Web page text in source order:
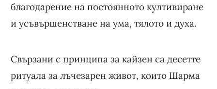
благодарение на постоянното култивиране
и усъвършенстване на ума, тялото и духа.
Свързани с принципа за кайзен са десетте
ритуала за лъчезарен живот, които Шарма